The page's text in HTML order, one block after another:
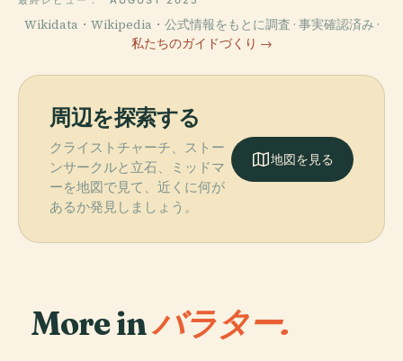
Wikidata・Wikipedia・公式情報をもとに調査 · 事実確認済み ·
私たちのガイドづくり →
周辺を探索する
クライストチャーチ、ストー
ンサークルと立石、ミッドマ
ーを地図で見て、近くに何が
あるか発見しましょう。
地図を見る
More inバラター.